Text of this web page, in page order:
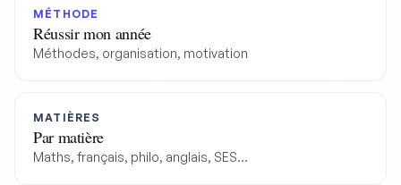
MÉTHODE
Réussir mon année
Méthodes, organisation, motivation
MATIÈRES
Par matière
Maths, français, philo, anglais, SES…